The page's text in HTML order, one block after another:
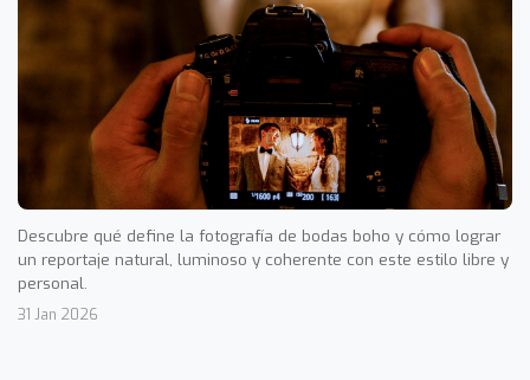
Descubre qué define la fotografía de bodas boho y cómo lograr
un reportaje natural, luminoso y coherente con este estilo libre y
personal.
31 Jan 2026